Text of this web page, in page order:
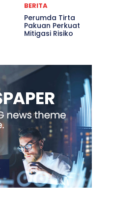
BERITA
Perumda Tirta
Pakuan Perkuat
Mitigasi Risiko